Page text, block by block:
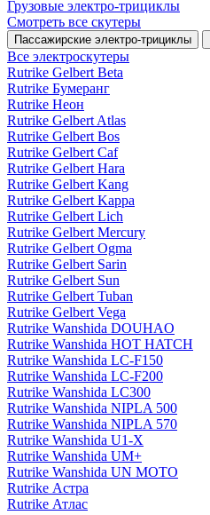
Грузовые электро‑трициклы
Смотреть все скутеры
Пассажирские электро‑трициклы
Все электро­скутеры
Rutrike Gelbert Beta
Rutrike Бумеранг
Rutrike Неон
Rutrike Gelbert Atlas
Rutrike Gelbert Bos
Rutrike Gelbert Caf
Rutrike Gelbert Hara
Rutrike Gelbert Kang
Rutrike Gelbert Kappa
Rutrike Gelbert Lich
Rutrike Gelbert Mercury
Rutrike Gelbert Ogma
Rutrike Gelbert Sarin
Rutrike Gelbert Sun
Rutrike Gelbert Tuban
Rutrike Gelbert Vega
Rutrike Wanshida DOUHAO
Rutrike Wanshida HOT HATCH
Rutrike Wanshida LC-F150
Rutrike Wanshida LC-F200
Rutrike Wanshida LC300
Rutrike Wanshida NIPLA 500
Rutrike Wanshida NIPLA 570
Rutrike Wanshida U1-X
Rutrike Wanshida UM+
Rutrike Wanshida UN MOTO
Rutrike Астра
Rutrike Атлас